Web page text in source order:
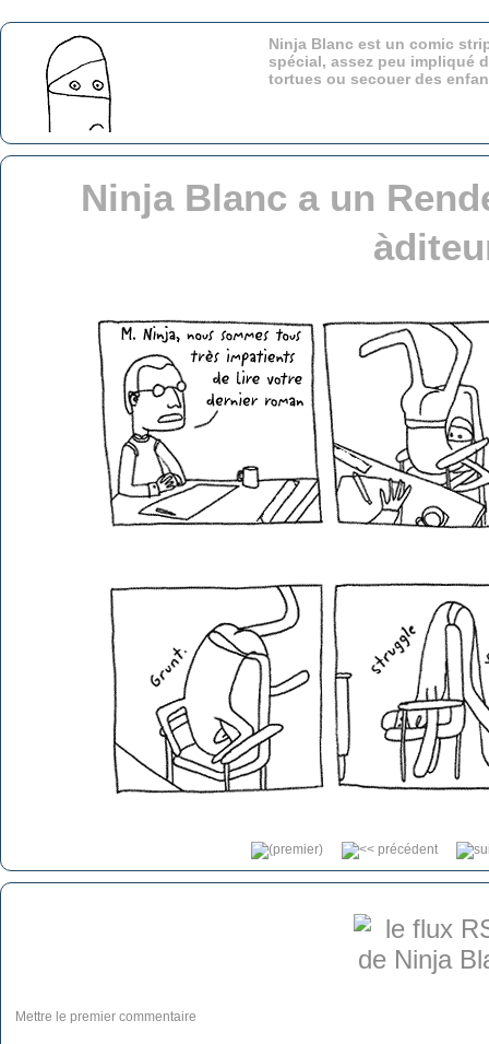
Ninja Blanc est un comic
spécial, assez peu impliqué
tortues ou secouer des
Ninja Blanc a un
Mettre le premier commentaire